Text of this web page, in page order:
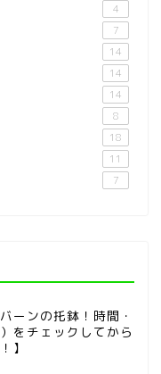
4
7
14
14
14
8
18
11
7
ーンの托鉢！時間・
をチェックしてから
】